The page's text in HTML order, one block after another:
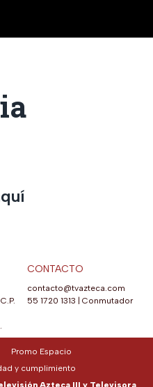
CONTACTO
contacto@tvazteca.com
55 1720 1313 | Conmutador
Promo Espacio
y cumplimiento
Azteca III y Televisora